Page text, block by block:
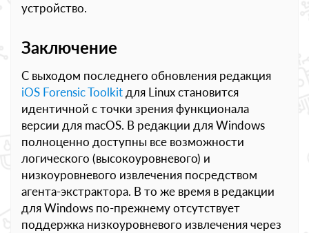
устройство.
Заключение
С выходом последнего обновления редакция
iOS Forensic Toolkitдля Linux становится
идентичной с точки зрения функционала
версии для macOS. В редакции для Windows
полноценно доступны все возможности
логического (высокоуровневого) и
низкоуровневого извлечения посредством
агента-экстрактора. В то же время в редакции
для Windows по-прежнему отсутствует
поддержка низкоуровневого извлечения через